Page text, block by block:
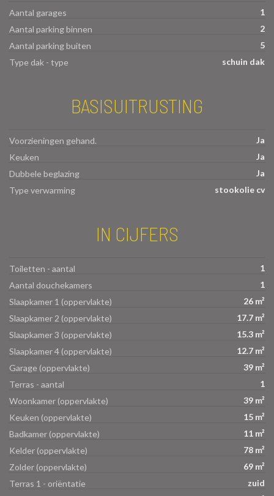
Aantal garages
1
Aantal parking binnen
2
Aantal parking buiten
5
Type dak - type
schuin dak
BASISUITRUSTING
Voorzieningen gehand.
Ja
Keuken
Ja
Dubbele beglazing
Ja
Type verwarming
stookolie cv
IN CIJFERS
Toiletten - aantal
1
Aantal douchekamers
1
Slaapkamer 1 (oppervlakte)
26 m²
Slaapkamer 2 (oppervlakte)
17.7 m²
Slaapkamer 3 (oppervlakte)
15.3 m²
Slaapkamer 4 (oppervlakte)
12.7 m²
Garage (oppervlakte)
39 m²
Terras - aantal
1
Woonkamer (oppervlakte)
39 m²
Keuken (oppervlakte)
15 m²
Badkamer (oppervlakte)
11 m²
Kelder (oppervlakte)
78 m²
Zolder (oppervlakte)
69 m²
Terras 1 - oriëntatie
zuid